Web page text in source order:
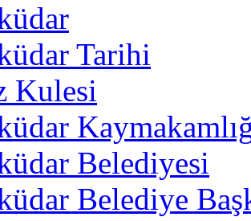
Tarihi
Kulesi
Belediyesi
Belediye